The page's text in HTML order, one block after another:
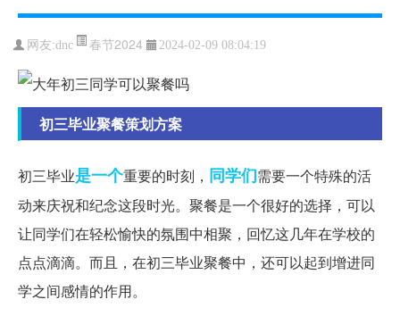
网友:dnc 春节2024 2024-02-09 08:04:19
初三毕业聚餐策划方案
初三毕业是一个重要的时刻， 同学们需要一个特殊的活
动来庆祝和纪念这段时光。聚餐是一个很好的选择，可以
让同学们在轻松愉快的氛围中相聚，回忆这几年在学校的
点点滴滴。而且，在初三毕业聚餐中，还可以起到增进同
学之间感情的作用。